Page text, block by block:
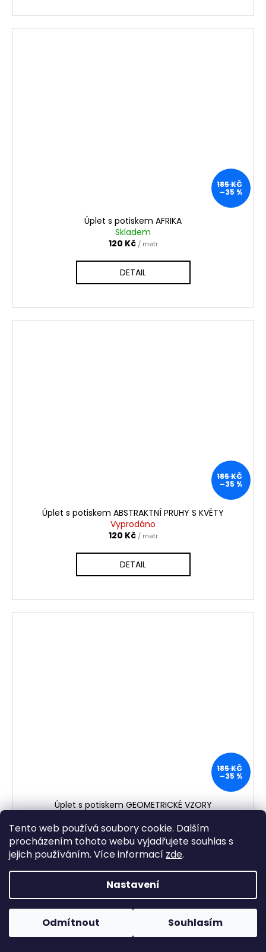
Tento web používá soubory cookie. Dalším
procházením tohoto webu vyjadřujete souhlas s
jejich používáním. Více informací zde.
Nastavení
Odmítnout Souhlasím
185 KČ
–35 %
Úplet s potiskem AFRIKA
Skladem
120 Kč / metr
DETAIL
185 KČ
–35 %
Úplet s potiskem ABSTRAKTNÍ PRUHY S KVĚTY
Vyprodáno
120 Kč / metr
DETAIL
185 KČ
–35 %
Úplet s potiskem GEOMETRICKÉ VZORY
120 Kč/ metr
DETAIL